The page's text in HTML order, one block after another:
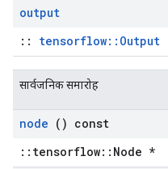
output
:: tensorflow::Output
सार्वजनिक समारोह
node () const
::tensorflow::Node *